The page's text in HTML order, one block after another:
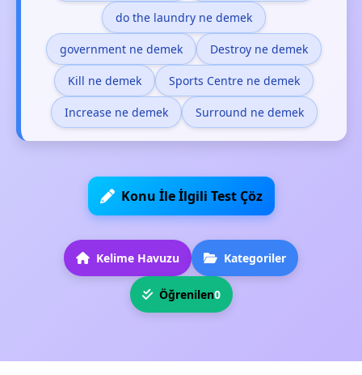
do the laundry ne demek
government ne demek Destroy ne demek
Kill ne demek Sports Centre ne demek
Increase ne demek Surround ne demek
Konu İle İlgili Test Çöz
Kelime Havuzu Kategoriler
Öğrenilen0